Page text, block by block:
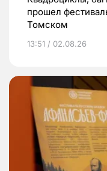
прошел
Томском
13:51 / 02.08.26